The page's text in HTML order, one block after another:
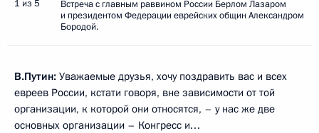
1 из 5
Встреча с главным раввином России Берлом Лазаром
и президентом Федерации еврейских общин Александром
Бородой.
В.Путин: Уважаемые друзья, хочу поздравить вас и всех
евреев России, кстати говоря, вне зависимости от той
организации, к которой они относятся, – у нас же две
основных организации – Конгресс и…